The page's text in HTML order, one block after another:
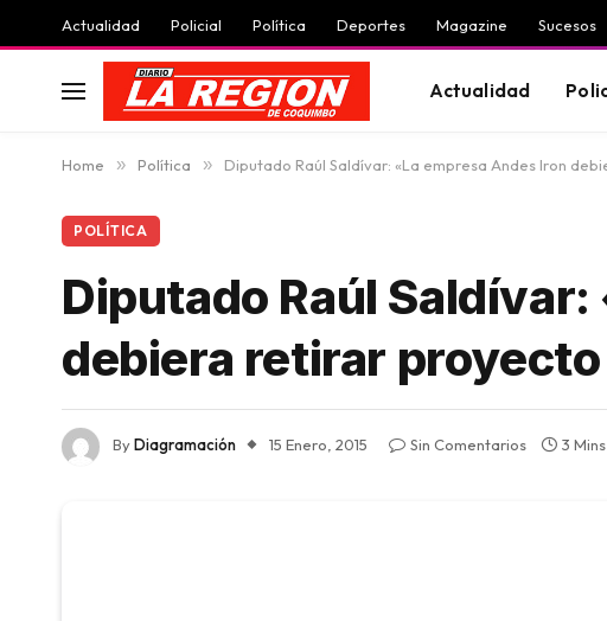
Actualidad Policial Política Deportes Magazine Sucesos
Actualidad
Home » Política » Diputado Raúl Saldívar: «La empresa Andes Iron
POLÍTICA
Diputado Raúl
debiera retirar proyecto
ByDiagramación 15 Enero, 2015 Sin Comentarios 3